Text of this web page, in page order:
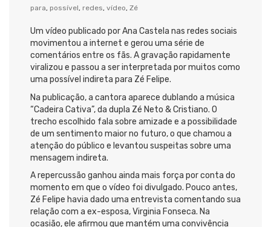
para, possível, redes, vídeo, Zé
Um vídeo publicado por Ana Castela nas redes sociais
movimentou a internet e gerou uma série de
comentários entre os fãs. A gravação rapidamente
viralizou e passou a ser interpretada por muitos como
uma possível indireta para Zé Felipe.
Na publicação, a cantora aparece dublando a música
“Cadeira Cativa”, da dupla Zé Neto & Cristiano. O
trecho escolhido fala sobre amizade e a possibilidade
de um sentimento maior no futuro, o que chamou a
atenção do público e levantou suspeitas sobre uma
mensagem indireta.
A repercussão ganhou ainda mais força por conta do
momento em que o vídeo foi divulgado. Pouco antes,
Zé Felipe havia dado uma entrevista comentando sua
relação com a ex-esposa, Virginia Fonseca. Na
ocasião, ele afirmou que mantém uma convivência